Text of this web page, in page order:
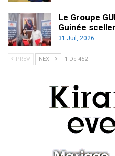
Le Groupe
Guinée
31 Juil, 2026
PREV NEXT 1 De 452